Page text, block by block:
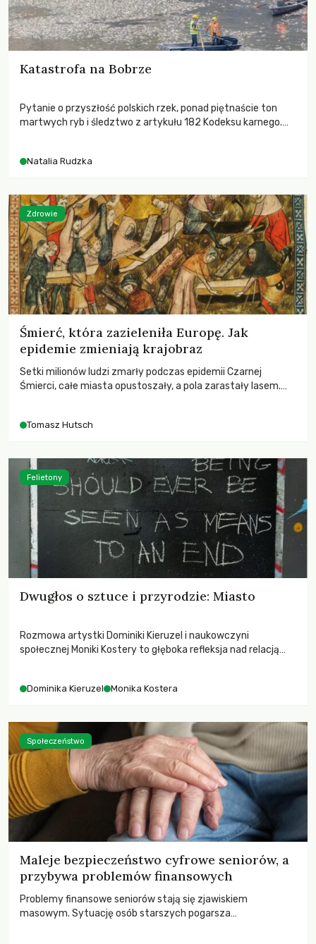
Katastrofa na Bobrze
Pytanie o przyszłość polskich rzek, ponad piętnaście ton
martwych ryb i śledztwo z artykułu 182 Kodeksu karnego.
zdarzeń prowadzących do biologicznej śmierci rzeki.
Natalia Rudzka
Śmierć, która zazieleniła Europę. Jak
epidemie zmieniają krajobraz
Setki milionów ludzi zmarły podczas epidemii Czarnej
Śmierci, całe miasta opustoszały, a pola zarastały lasem.
największych katastrof w swoich dziejach.
Tomasz Hutsch
Zdrowie
Dwugłos o sztuce i przyrodzie: Miasto
Rozmowa artystki Dominiki Kieruzel i naukowczyni
społecznej Moniki Kostery to głęboka refleksja nad relacją
Dominika Kieruzel Monika Kostera
Felietony
Maleje bezpieczeństwo cyfrowe seniorów, a
przybywa problemów finansowych
Problemy finansowe seniorów stają się zjawiskiem
masowym. Sytuację osób starszych pogarsza
Społeczeństwo